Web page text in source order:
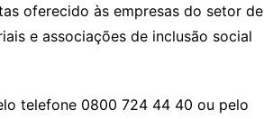
oferecido às empresas do setor de
e associações de inclusão social
telefone 0800 724 44 40 ou pelo